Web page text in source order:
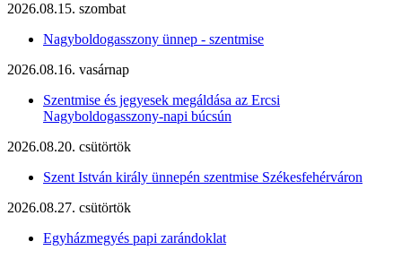
2026.08.15. szombat
Nagyboldogasszony ünnep - szentmise
2026.08.16. vasárnap
Szentmise és jegyesek megáldása az Ercsi
Nagyboldogasszony-napi búcsún
2026.08.20. csütörtök
Szent István király ünnepén szentmise Székesfehérváron
2026.08.27. csütörtök
Egyházmegyés papi zarándoklat